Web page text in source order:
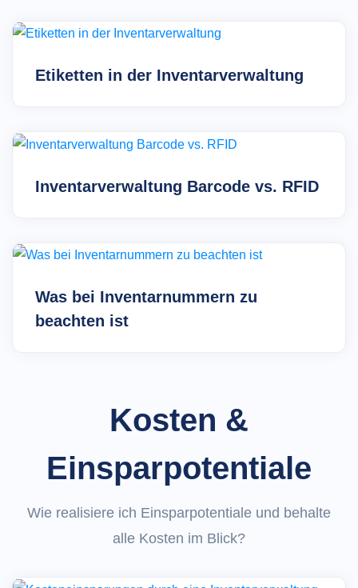
Etiketten in der Inventarverwaltung
Inventarverwaltung Barcode vs. RFID
Was bei Inventarnummern zu
beachten ist
Kosten &
Einsparpotentiale
Wie realisiere ich Einsparpotentiale und behalte
alle Kosten im Blick?